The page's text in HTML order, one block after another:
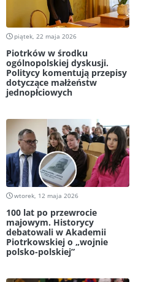
piątek, 22 maja 2026
Piotrków w środku
ogólnopolskiej dyskusji.
Politycy komentują przepisy
dotyczące małżeństw
jednopłciowych
wtorek, 12 maja 2026
100 lat po przewrocie
majowym. Historycy
debatowali w Akademii
Piotrkowskiej o „wojnie
polsko-polskiej”